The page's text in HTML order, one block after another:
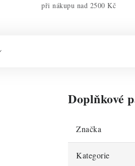
při nákupu nad 2500 Kč
Doplňkové
Značka
Kategorie